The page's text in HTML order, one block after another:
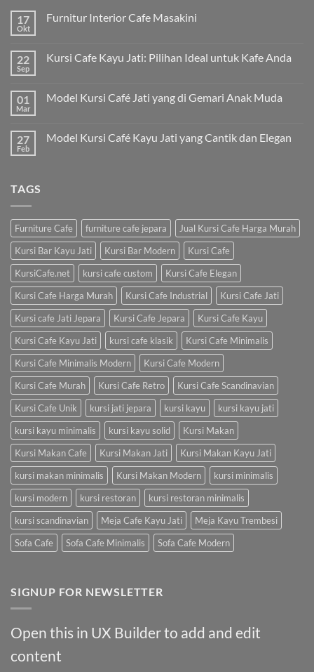
17
Okt
Furnitur Interior Cafe Masakini
22
Sep
Kursi Cafe Kayu Jati: Pilihan Ideal untuk Kafe Anda
01
Mar
Model Kursi Café Jati yang di Gemari Anak Muda
27
Feb
Model Kursi Café Kayu Jati yang Cantik dan Elegan
TAGS
Furniture Cafe furniture cafe jepara
Jual Kursi Cafe Harga Murah
Kursi Bar Kayu Jati
Kursi Bar Modern
Kursi Cafe
KursiCafe.net
kursi cafe custom
Kursi Cafe Elegan
Kursi Cafe Harga Murah
Kursi Cafe Industrial
Kursi Cafe Jati
Kursi cafe Jati Jepara
Kursi Cafe Jepara
Kursi Cafe Kayu
Kursi Cafe Kayu Jati
kursi cafe klasik
Kursi Cafe Minimalis
Kursi Cafe Minimalis Modern
Kursi Cafe Modern
Kursi Cafe Murah
Kursi Cafe Retro
Kursi Cafe Scandinavian
Kursi Cafe Unik
kursi jati jepara kursi kayu
kursi kayu jati
kursi kayu minimalis
kursi kayu solid
Kursi Makan
Kursi Makan Cafe
Kursi Makan Jati
Kursi Makan Kayu Jati
kursi makan minimalis
Kursi Makan Modern
kursi minimalis
kursi modern
kursi restoran
kursi restoran minimalis
kursi scandinavian
Meja Cafe Kayu Jati
Meja Kayu Trembesi
Sofa Cafe
Sofa Cafe Minimalis Sofa Cafe Modern
SIGNUP FOR NEWSLETTER
Open this in UX Builder to add and edit
content